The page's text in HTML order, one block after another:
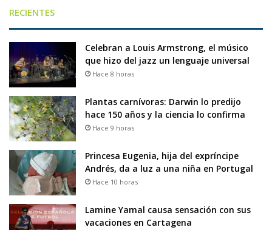
RECIENTES
Celebran a Louis Armstrong, el músico
que hizo del jazz un lenguaje universal
Hace 8 horas
Plantas carnívoras: Darwin lo predijo
hace 150 años y la ciencia lo confirma
Hace 9 horas
Princesa Eugenia, hija del expríncipe
Andrés, da a luz a una niña en Portugal
Hace 10 horas
Lamine Yamal causa sensación con sus
vacaciones en Cartagena